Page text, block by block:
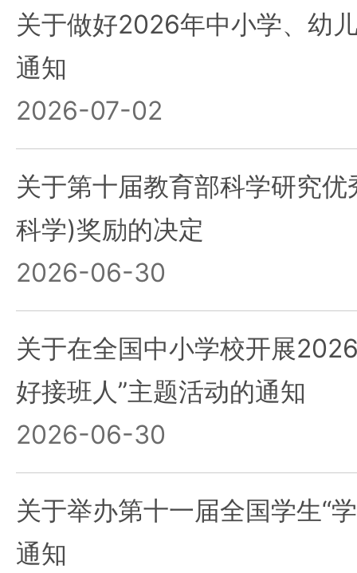
关于做好2026年中小学、幼
通知
2026-07-02
关于第十届教育部科学研究
科学)奖励的决定
2026-06-30
关于在全国中小学校开展
好接班人”主题活动的通知
2026-06-30
关于举办第十一届全国学生“
通知